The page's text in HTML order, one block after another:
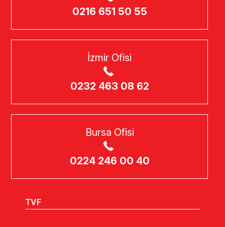
0216 651 50 55
İzmir Ofisi
0232 463 08 62
Bursa Ofisi
0224 246 00 40
TVF